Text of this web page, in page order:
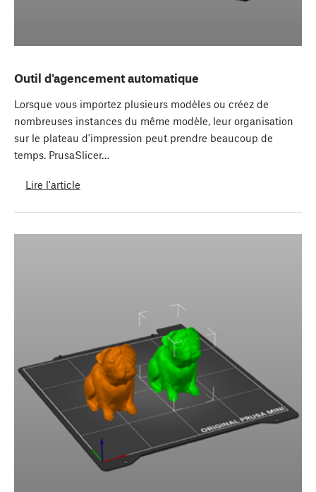
Outil d'agencement automatique
Lorsque vous importez plusieurs modèles ou créez de
nombreuses instances du même modèle, leur organisation
sur le plateau d'impression peut prendre beaucoup de
temps. PrusaSlicer…
Lire l'article